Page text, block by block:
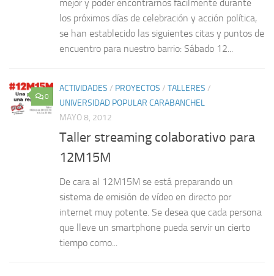
mejor y poder encontrarnos fácilmente durante
los próximos días de celebración y acción política,
se han establecido las siguientes citas y puntos de
encuentro para nuestro barrio: Sábado 12...
0
ACTIVIDADES / PROYECTOS / TALLERES /
UNIVERSIDAD POPULAR CARABANCHEL
MAYO 8, 2012
Taller streaming colaborativo para
12M15M
De cara al 12M15M se está preparando un
sistema de emisión de vídeo en directo por
internet muy potente. Se desea que cada persona
que lleve un smartphone pueda servir un cierto
tiempo como...